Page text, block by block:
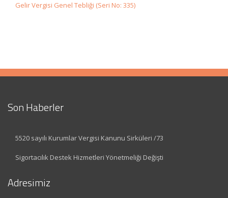
Gelir Vergisi Genel Tebliği (Seri No: 335)
Son Haberler
5520 sayılı Kurumlar Vergisi Kanunu Sirküleri /73
Sigortacılık Destek Hizmetleri Yönetmeliği Değişti
Adresimiz